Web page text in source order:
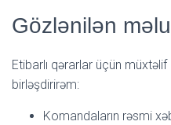
Gözlənilən
Etibarlı qərarlar üçün
birləşdirirəm:
Komandaların rəsmi